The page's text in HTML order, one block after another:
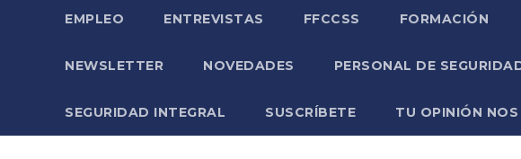
EMPLEO ENTREVISTAS FFCCSS FORMACIÓN
NEWSLETTER NOVEDADES PERSONAL DE
SEGURIDAD INTEGRAL SUSCRÍBETE TU OPINIÓN NOS